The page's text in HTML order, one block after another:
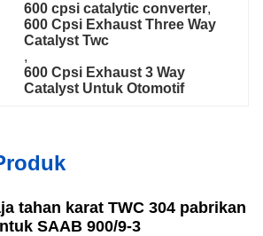
600 cpsi catalytic converter,
600 Cpsi Exhaust Three Way
Catalyst Twc
,
600 Cpsi Exhaust 3 Way
Catalyst Untuk Otomotif
tahan karat TWC 304 pabrikan
SAAB 900/9-3